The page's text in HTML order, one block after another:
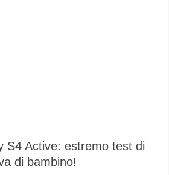
S4 Active: estremo test di
di bambino!